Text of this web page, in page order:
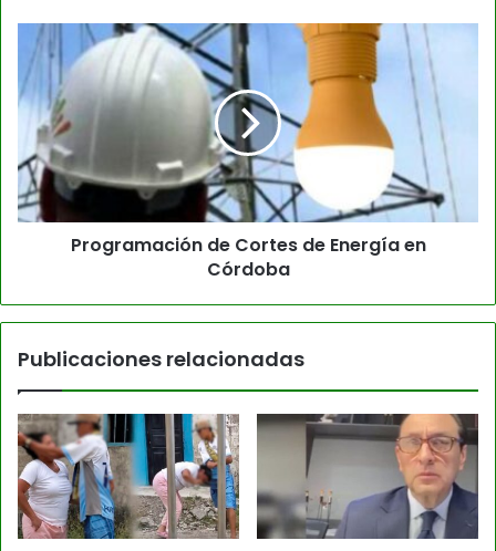
Programación de Cortes de Energía en
Córdoba
Publicaciones relacionadas